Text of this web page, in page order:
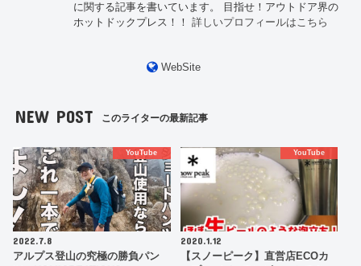
に関する記事を書いています。 目指せ！アウトドア界の
ホットドックプレス！！詳しいプロフィールはこちら
WebSite
NEW POST このライターの最新記事
YouTube
2022.7.8
アルプス登山の究極の勝負パン
YouTube
2020.1.12
【スノーピーク】直営店ECOカ